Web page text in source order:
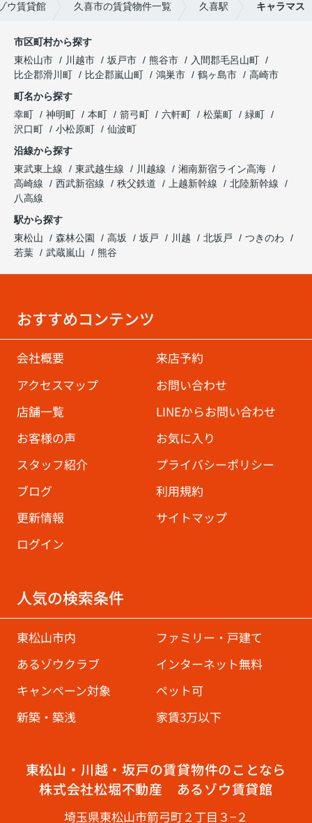
ウ賃貸館 久喜市の賃貸物件一覧 久喜駅 キャラマス
市区町村から探す
東松山市
川越市 坂戸市 熊谷市
入間郡毛呂山町
比企郡滑川町
比企郡嵐山町 鴻巣市 鶴ヶ島市
高崎市
町名から探す
幸町
神明町 本町 箭弓町 六軒町 松葉町
緑町
沢口町
小松原町
仙波町
沿線から探す
東武東上線
東武越生線 川越線
湘南新宿ライン高海
高崎線
西武新宿線 秩父鉄道 上越新幹線
北陸新幹線
八高線
駅から探す
東松山
森林公園 高坂 坂戸 川越 北坂戸
つきのわ
若葉
武蔵嵐山 熊谷
おすすめコンテンツ
会社概要
来店予約
アクセスマップ
お問い合わせ
店舗一覧
LINEからお問い合わせ
お客様の声
お気に入り
スタッフ紹介
プライバシーポリシー
ブログ
利用規約
更新情報
サイトマップ
ログイン
人気の検索条件
東松山市内
ファミリー・戸建て
あるゾウクラブ
インターネット無料
キャンペーン対象
ペット可
新築・築浅
家賃3万以下
東松山・川越・坂戸の賃貸物件のことなら
株式会社松堀不動産 あるゾウ賃貸館
埼玉県東松山市箭弓町２丁目３−２